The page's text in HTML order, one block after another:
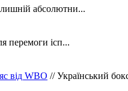
абсолютни...
перемоги ісп...
від WBO // Український